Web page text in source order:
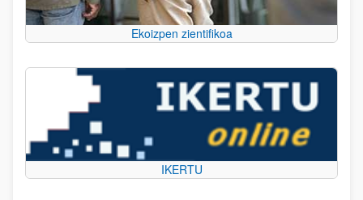
Ekoizpen zientifikoa
IKERTU